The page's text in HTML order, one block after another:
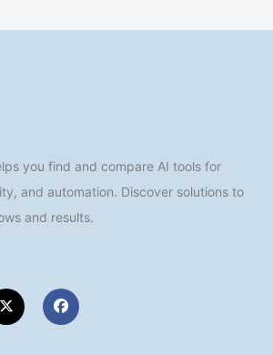
you find and compare AI tools for
and automation. Discover solutions to
and results.